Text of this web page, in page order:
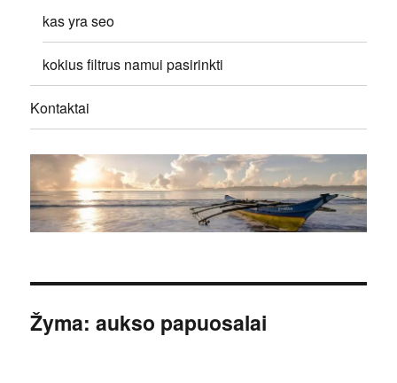
kas yra seo
kokius filtrus namui pasirinkti
Kontaktai
Žyma:aukso papuosalai